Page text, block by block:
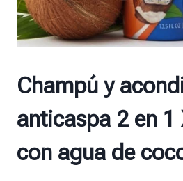
Champú y
anticaspa 2 en 1
con agua de